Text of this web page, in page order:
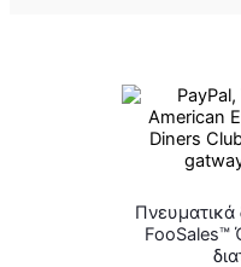
FooSales™